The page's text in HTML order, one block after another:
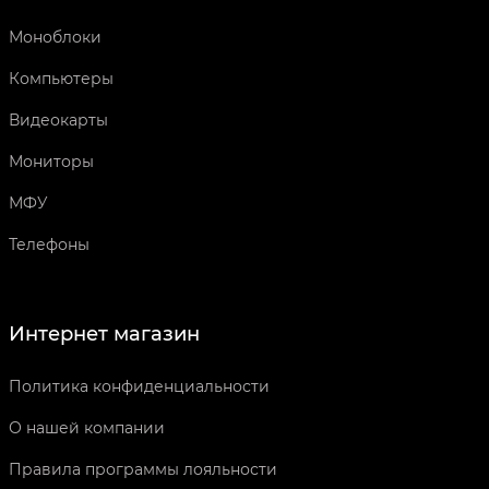
Моноблоки
Компьютеры
Видеокарты
Мониторы
МФУ
Телефоны
Интернет магазин
Политика конфиденциальности
О нашей компании
Правила программы лояльности